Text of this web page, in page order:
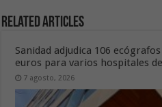
Related Articles
Sanidad adjudica 106
euros para varios hospitales
7 agosto, 2026